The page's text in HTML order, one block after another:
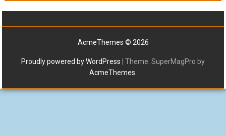
AcmeThemes © 2026
Proudly powered by WordPress
Theme: SuperMagPro by
AcmeThemes.